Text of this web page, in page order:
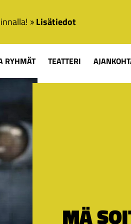
Lisätiedot
RYHMÄT TEATTERI
MÄ